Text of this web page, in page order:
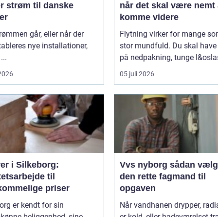
strøm til danske
går, eller når der
nye installationer,
når det skal være nemt
komme videre
Flytning virker for mange
stor mundfuld. Du skal
på nedpakning, tunge
05 juli 2026
i Silkeborg:
til
priser
er kendt for sin
Vvs nyborg sådan vælger du
den rette fagmand til
opgaven
Når vandhanen drypper,